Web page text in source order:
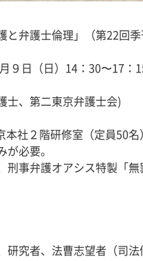
弁護士倫理」（第22回
日（日）14：30〜17：
、第二東京弁護士会)
社２階研修室（定員50
必要。
刑事弁護オアシス特製「
究者、法曹志望者（司